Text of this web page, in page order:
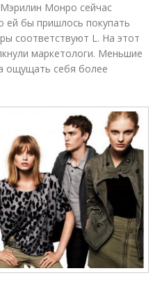
Монро сейчас
ей бы пришлось покупать
соответствуют L. На этот
маркетологи. Меньшие
ощущать себя более